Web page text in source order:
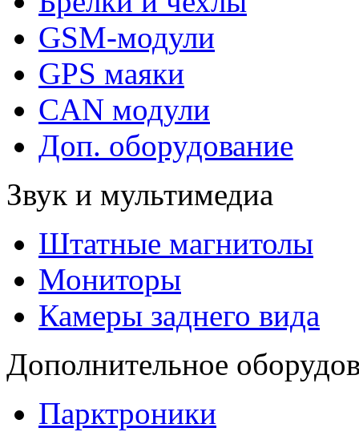
GSM-модули
GPS маяки
CAN модули
Доп. оборудование
Звук и мультимедиа
Штатные магнитолы
Мониторы
Камеры заднего вида
Дополнительное
Парктроники